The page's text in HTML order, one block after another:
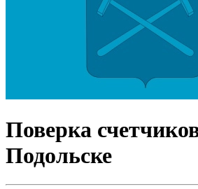
Поверка
Подольске